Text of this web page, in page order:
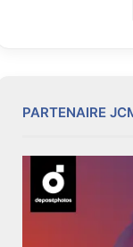
PARTENAIRE